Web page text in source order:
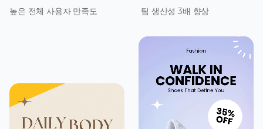
높은 전체 사용자 만족도 팀 생산성 3배 향상